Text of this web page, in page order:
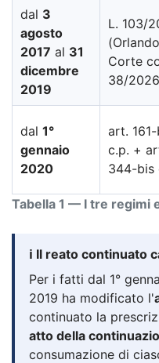
Tabella 1 — I tre regimi
dal 3
agosto
2017 al 31
dicembre
2019
L. 103/
Corte
38/2026
dal 1°
gennaio
2020
art.
c.p. +
344-bis
ℹ️ Il reato continuato
Per i fatti dal 1°
2019 ha modificato l'
continuato la
atto della
consumazione di